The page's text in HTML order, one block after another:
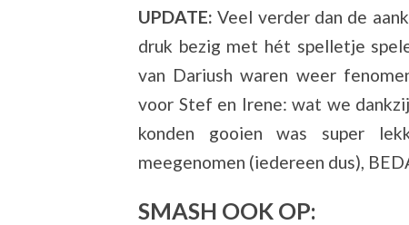
UPDATE:Veel verder dan de
druk bezig met hét spelletje
van Dariush waren weer
voor Stef en Irene: wat we
konden gooien was super
meegenomen (iedereen dus),
SMASH OOK OP: